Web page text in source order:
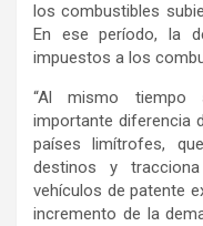
los combustibles
En ese período, la
impuestos a los
“Al mismo tiempo
importante diferencia
países limítrofes,
destinos y
vehículos de patente
incremento de la